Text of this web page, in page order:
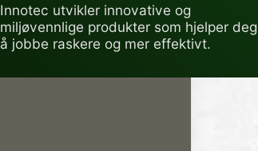
Innotec utvikler innovative og
miljøvennlige produkter som hjelper deg
å jobbe raskere og mer effektivt.